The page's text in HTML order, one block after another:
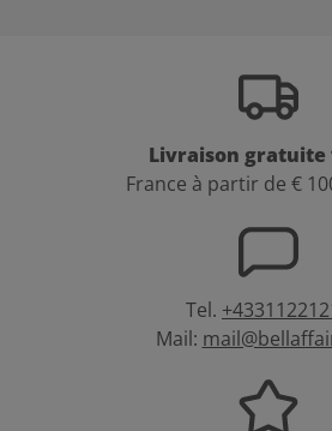
Livraison gratuite
France à partir de €
Tel.
Mail: